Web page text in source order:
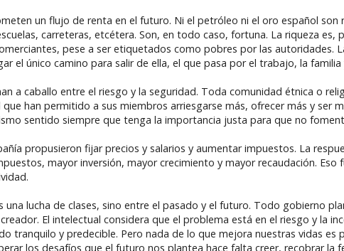
un flujo de renta en el futuro. Ni el petróleo ni el oro español son
carreteras, etcétera. Son, en todo caso, fortuna. La riqueza es,
pese a ser etiquetados como pobres por las autoridades.
el único camino para salir de ella, el que pasa por el trabajo, la
a caballo entre el riesgo y la seguridad. Toda comunidad étnica o
han permitido a sus miembros arriesgarse más, ofrecer más y ser
sentido siempre que tenga la importancia justa para que no
propusieron fijar precios y salarios y aumentar impuestos. La
mayor inversión, mayor crecimiento y mayor recaudación.
una lucha de clases, sino entre el pasado y el futuro. Todo gobierno
El intelectual considera que el problema está en el riesgo y la
tranquilo y predecible. Pero nada de lo que mejora nuestras vidas es
los desafíos que el futuro nos plantea hace falta creer, recobrar la